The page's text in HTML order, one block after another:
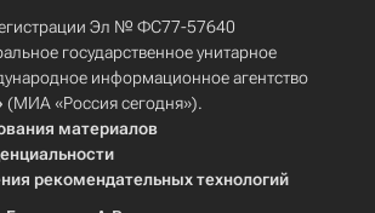
Эл № ФС77-57640
государственное унитарное
информационное агентство
(МИА «Россия сегодня»).
материалов
рекомендательных технологий